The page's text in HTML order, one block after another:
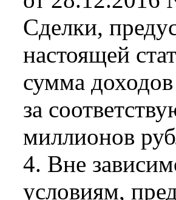
Сделки,
настоящей
сумма
за
миллионов
4. Вне
условиям,